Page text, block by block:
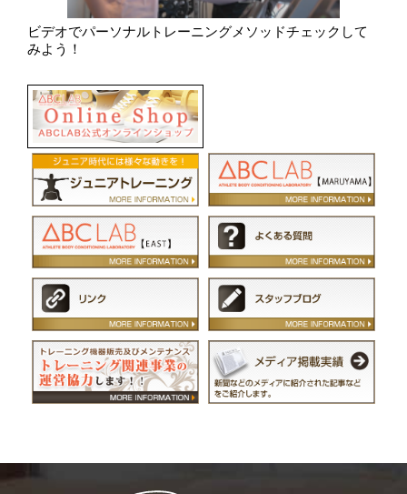
ビデオでパーソナルトレーニングメソッドチェックして
みよう！